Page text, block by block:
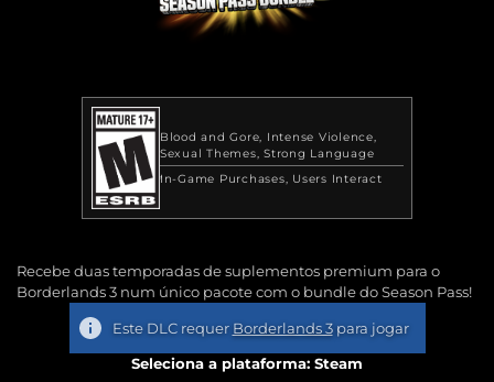
Blood and Gore Intense Violence
Sexual Themes Strong Language
In-Game Purchases
Users Interact
Recebe duas temporadas de suplementos premium para o
Borderlands 3 num único pacote com o bundle do Season Pass!
Este DLC requer Borderlands 3para jogar
Seleciona a plataforma: Steam